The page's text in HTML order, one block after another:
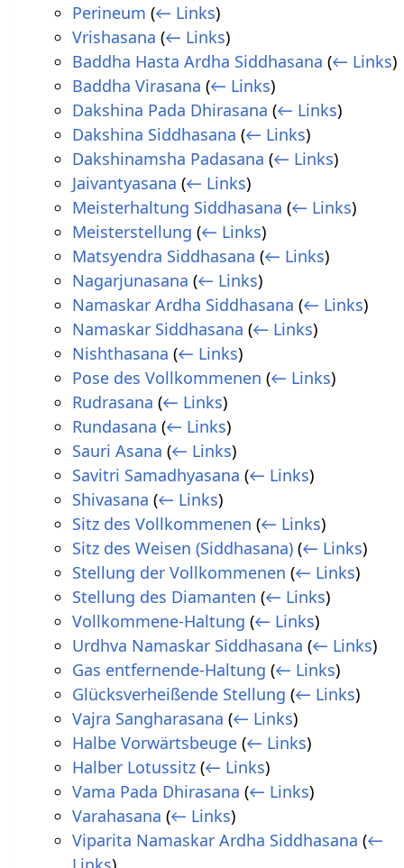
Perineum (← Links)
Vrishasana (← Links)
Baddha Hasta Ardha Siddhasana (← Links)
Baddha Virasana (← Links)
Dakshina Pada Dhirasana (← Links)
Dakshina Siddhasana (← Links)
Dakshinamsha Padasana (← Links)
Jaivantyasana (← Links)
Meisterhaltung Siddhasana (← Links)
Meisterstellung (← Links)
Matsyendra Siddhasana (← Links)
Nagarjunasana (← Links)
Namaskar Ardha Siddhasana (← Links)
Namaskar Siddhasana (← Links)
Nishthasana (← Links)
Pose des Vollkommenen (← Links)
Rudrasana (← Links)
Rundasana (← Links)
Sauri Asana (← Links)
Savitri Samadhyasana (← Links)
Shivasana (← Links)
Sitz des Vollkommenen (← Links)
Sitz des Weisen (Siddhasana) (← Links)
Stellung der Vollkommenen (← Links)
Stellung des Diamanten (← Links)
Vollkommene-Haltung (← Links)
Urdhva Namaskar Siddhasana (← Links)
Gas entfernende-Haltung (← Links)
Glücksverheißende Stellung (← Links)
Vajra Sangharasana (← Links)
Halbe Vorwärtsbeuge (← Links)
Halber Lotussitz (← Links)
Vama Pada Dhirasana (← Links)
Varahasana (← Links)
Viparita Namaskar Ardha Siddhasana (←